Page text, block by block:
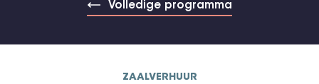
Volledige programma
ZAALVERHUUR